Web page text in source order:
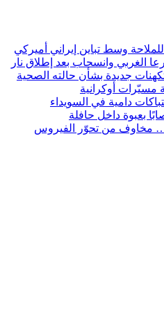
وسط تباين إيراني أميركي
الغربي وانسحاب بعد إطلاق نار
جديدة بشأن حالته الصحية
أوكرانية
دامية في السويداء